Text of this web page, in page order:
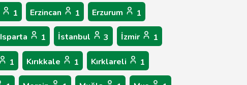
1 Erzincan 1 Erzurum 1
Isparta 1 İstanbul 3 İzmir 1
1 Kırıkkale 1 Kırklareli 1